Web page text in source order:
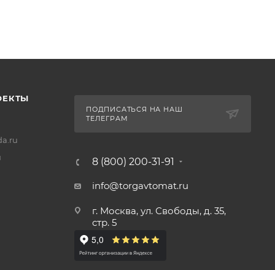
ПОДПИСАТЬСЯ НА НАШ
ТЕЛЕГРАМ
8 (800) 200-31-91
info@torgavtomat.ru
г. Москва, ул. Свободы, д. 35,
стр. 5